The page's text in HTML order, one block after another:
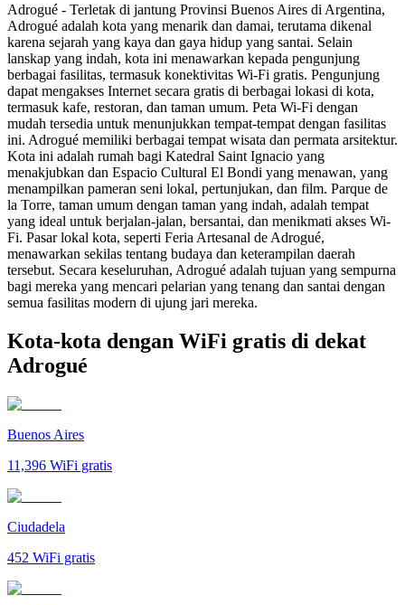
Adrogué - Terletak di jantung Provinsi Buenos Aires di Argentina,
Adrogué adalah kota yang menarik dan damai, terutama dikenal
karena sejarah yang kaya dan gaya hidup yang santai. Selain
lanskap yang indah, kota ini menawarkan kepada pengunjung
berbagai fasilitas, termasuk konektivitas Wi-Fi gratis. Pengunjung
dapat mengakses Internet secara gratis di berbagai lokasi di kota,
termasuk kafe, restoran, dan taman umum. Peta Wi-Fi dengan
mudah tersedia untuk menunjukkan tempat-tempat dengan fasilitas
ini. Adrogué memiliki berbagai tempat wisata dan permata arsitektur.
Kota ini adalah rumah bagi Katedral Saint Ignacio yang
menakjubkan dan Espacio Cultural El Bondi yang menawan, yang
menampilkan pameran seni lokal, pertunjukan, dan film. Parque de
la Torre, taman umum dengan taman yang indah, adalah tempat
yang ideal untuk berjalan-jalan, bersantai, dan menikmati akses Wi-
Fi. Pasar lokal kota, seperti Feria Artesanal de Adrogué,
menawarkan sekilas tentang budaya dan keterampilan daerah
tersebut. Secara keseluruhan, Adrogué adalah tujuan yang sempurna
bagi mereka yang mencari pelarian yang tenang dan santai dengan
semua fasilitas modern di ujung jari mereka.
Kota-kota dengan WiFi gratis di dekat
Adrogué
Buenos Aires
11,396 WiFi gratis
Ciudadela
452 WiFi gratis